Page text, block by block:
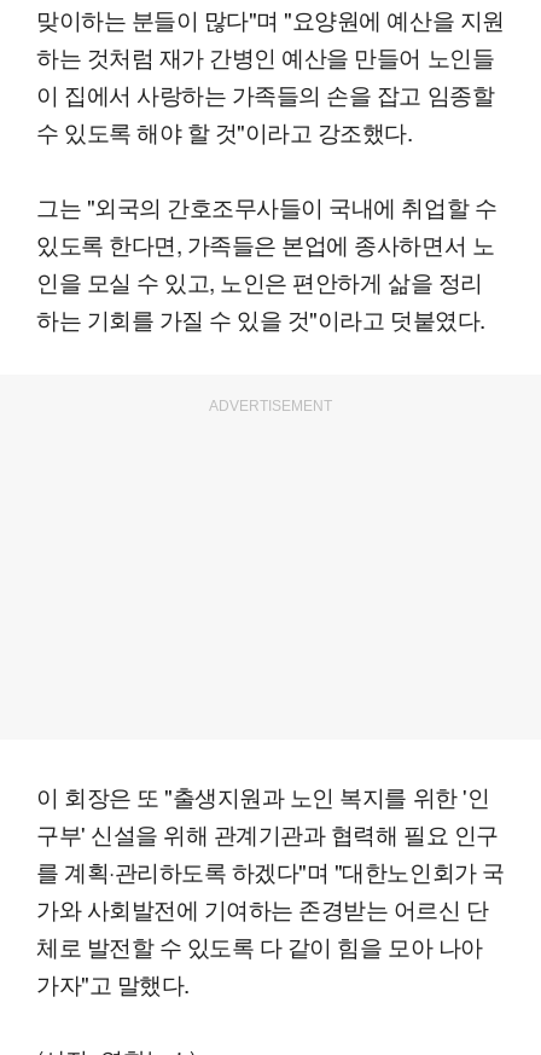
맞이하는 분들이 많다"며 "요양원에 예산을 지원
하는 것처럼 재가 간병인 예산을 만들어 노인들
이 집에서 사랑하는 가족들의 손을 잡고 임종할
수 있도록 해야 할 것"이라고 강조했다.
그는 "외국의 간호조무사들이 국내에 취업할 수
있도록 한다면, 가족들은 본업에 종사하면서 노
인을 모실 수 있고, 노인은 편안하게 삶을 정리
하는 기회를 가질 수 있을 것"이라고 덧붙였다.
ADVERTISEMENT
이 회장은 또 "출생지원과 노인 복지를 위한 '인
구부' 신설을 위해 관계기관과 협력해 필요 인구
를 계획·관리하도록 하겠다"며 "대한노인회가 국
가와 사회발전에 기여하는 존경받는 어르신 단
체로 발전할 수 있도록 다 같이 힘을 모아 나아
가자"고 말했다.